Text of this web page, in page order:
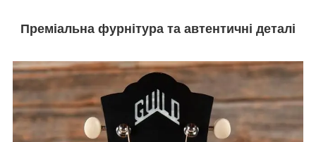
Преміальна фурнітура та автентичні деталі